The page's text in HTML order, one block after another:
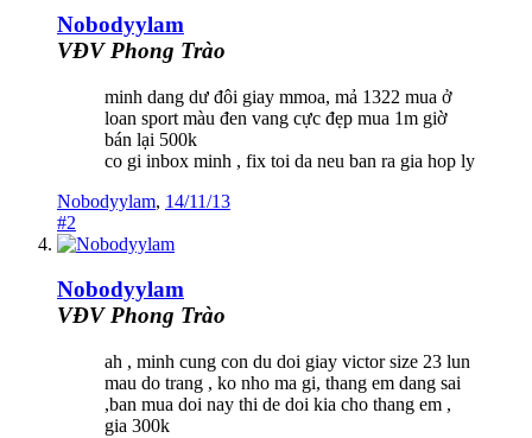
Nobodyylam
VĐV Phong Trào
minh dang dư đôi giay mmoa, mả 1322 mua ở
loan sport màu đen vang cực đẹp mua 1m giờ
bán lại 500k
co gi inbox minh , fix toi da neu ban ra gia hop ly
Nobodyylam, 14/11/13
#2
Nobodyylam
VĐV Phong Trào
ah , minh cung con du doi giay victor size 23 lun
mau do trang , ko nho ma gi, thang em dang sai
,ban mua doi nay thi de doi kia cho thang em ,
gia 300k